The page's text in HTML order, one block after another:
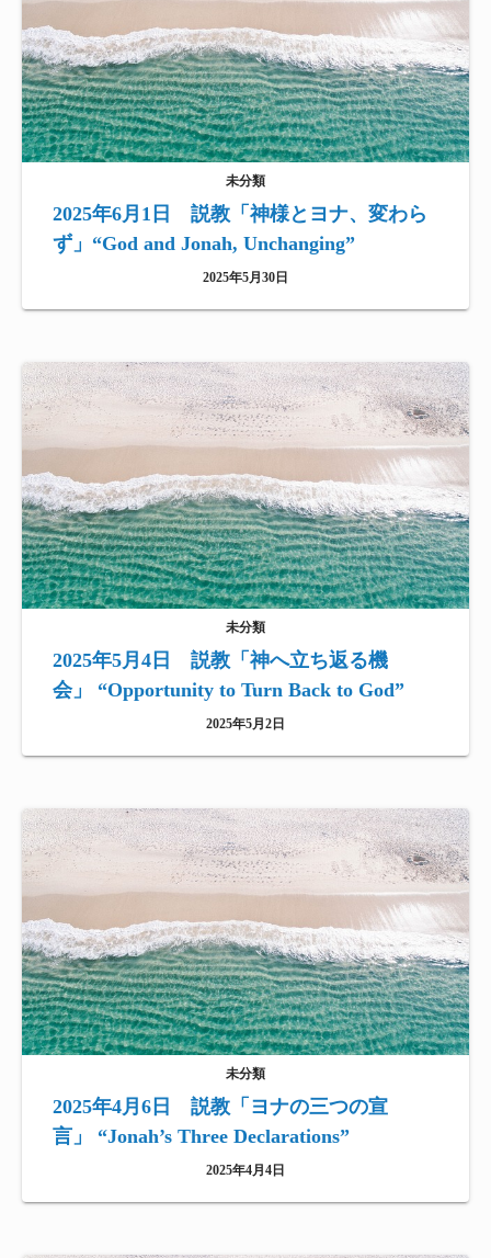
未分類
2025年6月1日 説教「神様とヨナ、変わら
ず」“God and Jonah, Unchanging”
2025年5月30日
未分類
2025年5月4日 説教「神へ立ち返る機
会」 “Opportunity to Turn Back to God”
2025年5月2日
未分類
2025年4月6日 説教「ヨナの三つの宣
言」 “Jonah’s Three Declarations”
2025年4月4日